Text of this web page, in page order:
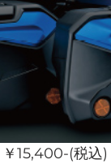
15,400-(税込)